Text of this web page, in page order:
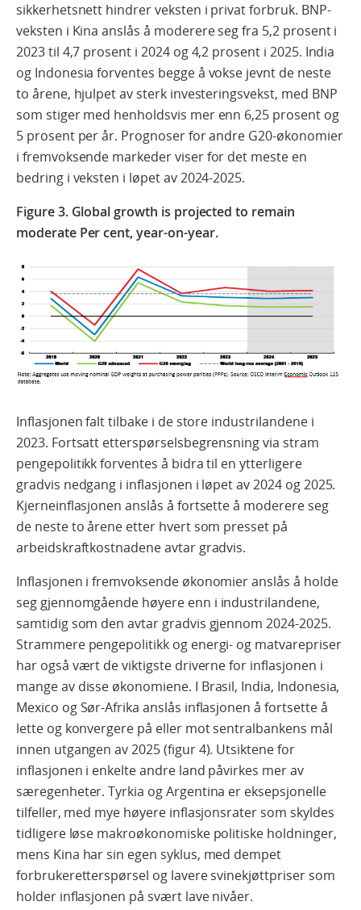
sikkerhetsnett hindrer veksten i privat forbruk. BNP-
veksten i Kina anslås å moderere seg fra 5,2 prosent i
2023 til 4,7 prosent i 2024 og 4,2 prosent i 2025. India
og Indonesia forventes begge å vokse jevnt de neste
to årene, hjulpet av sterk investeringsvekst, med BNP
som stiger med henholdsvis mer enn 6,25 prosent og
5 prosent per år. Prognoser for andre G20-økonomier
i fremvoksende markeder viser for det meste en
bedring i veksten i løpet av 2024-2025.
Figure 3. Global growth is projected to remain
moderate Per cent, year-on-year.
Inflasjonen falt tilbake i de store industrilandene i
2023. Fortsatt etterspørselsbegrensning via stram
pengepolitikk forventes å bidra til en ytterligere
gradvis nedgang i inflasjonen i løpet av 2024 og 2025.
Kjerneinflasjonen anslås å fortsette å moderere seg
de neste to årene etter hvert som presset på
arbeidskraftkostnadene avtar gradvis.
Inflasjonen i fremvoksende økonomier anslås å holde
seg gjennomgående høyere enn i industrilandene,
samtidig som den avtar gradvis gjennom 2024-2025.
Strammere pengepolitikk og energi- og matvarepriser
har også vært de viktigste driverne for inflasjonen i
mange av disse økonomiene. I Brasil, India, Indonesia,
Mexico og Sør-Afrika anslås inflasjonen å fortsette å
lette og konvergere på eller mot sentralbankens mål
innen utgangen av 2025 (figur 4). Utsiktene for
inflasjonen i enkelte andre land påvirkes mer av
særegenheter. Tyrkia og Argentina er eksepsjonelle
tilfeller, med mye høyere inflasjonsrater som skyldes
tidligere løse makroøkonomiske politiske holdninger,
mens Kina har sin egen syklus, med dempet
forbrukeretterspørsel og lavere svinekjøttpriser som
holder inflasjonen på svært lave nivåer.